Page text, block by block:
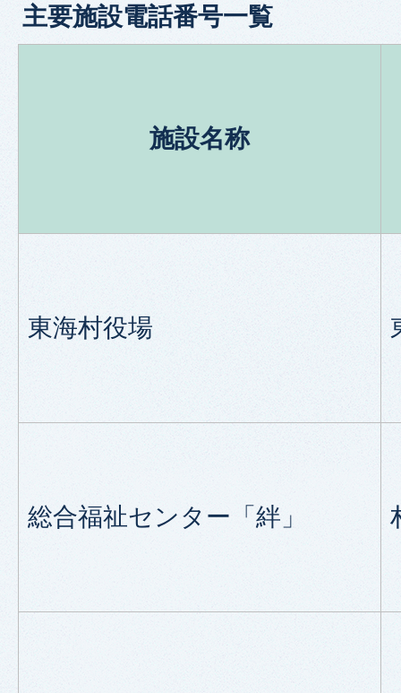
主要施設電話番号一覧
施設名称
東海村役場
総合福祉センター「絆」